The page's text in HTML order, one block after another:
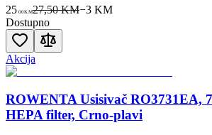
25 00KM27,50 KM−3KM
Dostupno
Akcija
ROWENTA Usisivač RO3731EA,
HEPA filter, Crno-plavi